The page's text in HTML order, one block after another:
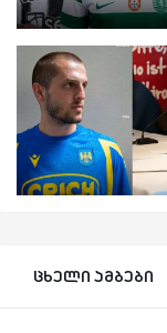
ცხელი ამბები